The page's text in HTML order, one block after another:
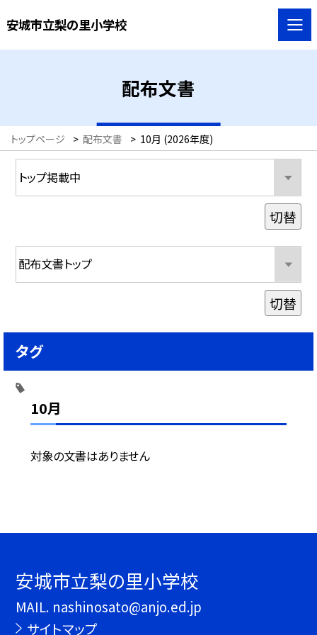
安城市立梨の里小学校
配布文書
トップページ > 配布文書 > 10月 (2026年度)
10月
対象の文書はありません
切替
切替
タグ
安城市立梨の里小学校
MAIL. nashinosato@anjo.ed.jp
サイトマップ